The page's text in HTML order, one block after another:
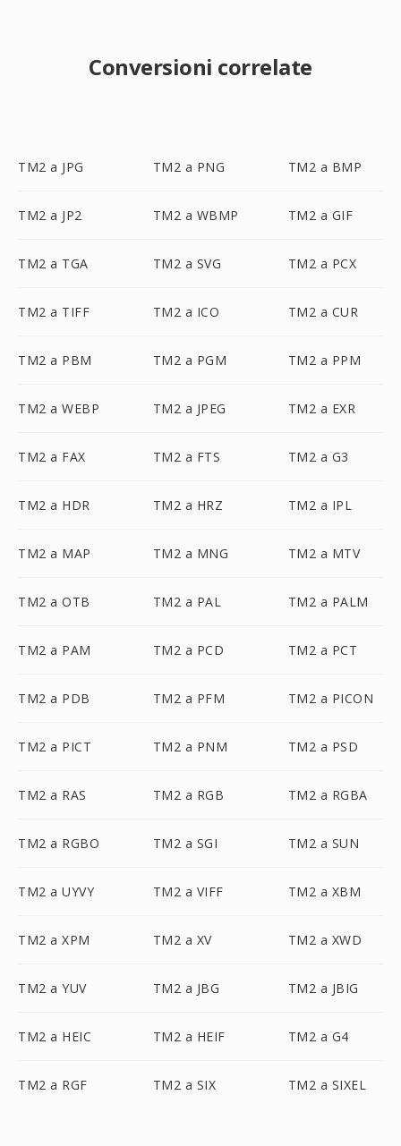
Conversioni correlate
TM2 a JPG TM2 a PNG TM2 a BMP
TM2 a JP2 TM2 a WBMP TM2 a GIF
TM2 a TGA TM2 a SVG TM2 a PCX
TM2 a TIFF TM2 a ICO TM2 a CUR
TM2 a PBM TM2 a PGM TM2 a PPM
TM2 a WEBP TM2 a JPEG TM2 a EXR
TM2 a FAX TM2 a FTS TM2 a G3
TM2 a HDR TM2 a HRZ TM2 a IPL
TM2 a MAP TM2 a MNG TM2 a MTV
TM2 a OTB TM2 a PAL TM2 a PALM
TM2 a PAM TM2 a PCD TM2 a PCT
TM2 a PDB TM2 a PFM TM2 a PICON
TM2 a PICT TM2 a PNM TM2 a PSD
TM2 a RAS TM2 a RGB TM2 a RGBA
TM2 a RGBO TM2 a SGI TM2 a SUN
TM2 a UYVY TM2 a VIFF TM2 a XBM
TM2 a XPM TM2 a XV TM2 a XWD
TM2 a YUV TM2 a JBG TM2 a JBIG
TM2 a HEIC TM2 a HEIF TM2 a G4
TM2 a RGF TM2 a SIX TM2 a SIXEL